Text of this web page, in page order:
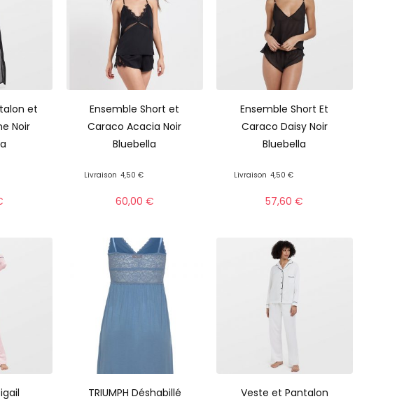
et
Noir
Ensemble Short et
Caraco Acacia Noir
Bluebella
Livraison 4,50 €
60,00 €
Ensemble Short Et
Caraco Daisy Noir
Bluebella
Livraison 4,50 €
57,60€
TRIUMPH Déshabillé
Veste et Pantalon